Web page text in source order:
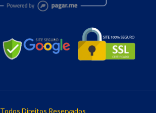
Todos Direitos Reservados